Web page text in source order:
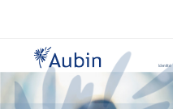
Identité